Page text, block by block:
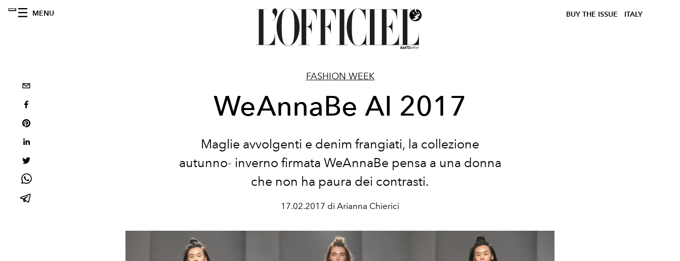
MENU BUY THE ISSUE ITALY
FASHION WEEK
WeAnnaBe AI 2017
Maglie avvolgenti e denim frangiati, la collezione
autunno- inverno firmata WeAnnaBe pensa a una donna
che non ha paura dei contrasti.
17.02.2017 di Arianna Chierici